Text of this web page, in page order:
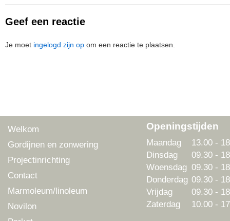
Geef een reactie
Je moet ingelogd zijn op om een reactie te plaatsen.
Welkom
Gordijnen en zonwering
Projectinrichting
Contact
Marmoleum/linoleum
Novilon
Openingstijden
Maandag
Dinsdag
Woensdag
Donderdag
Vrijdag
Zaterdag
13.00 -
09.30 -
09.30 -
09.30 -
09.30 -
10.00 -